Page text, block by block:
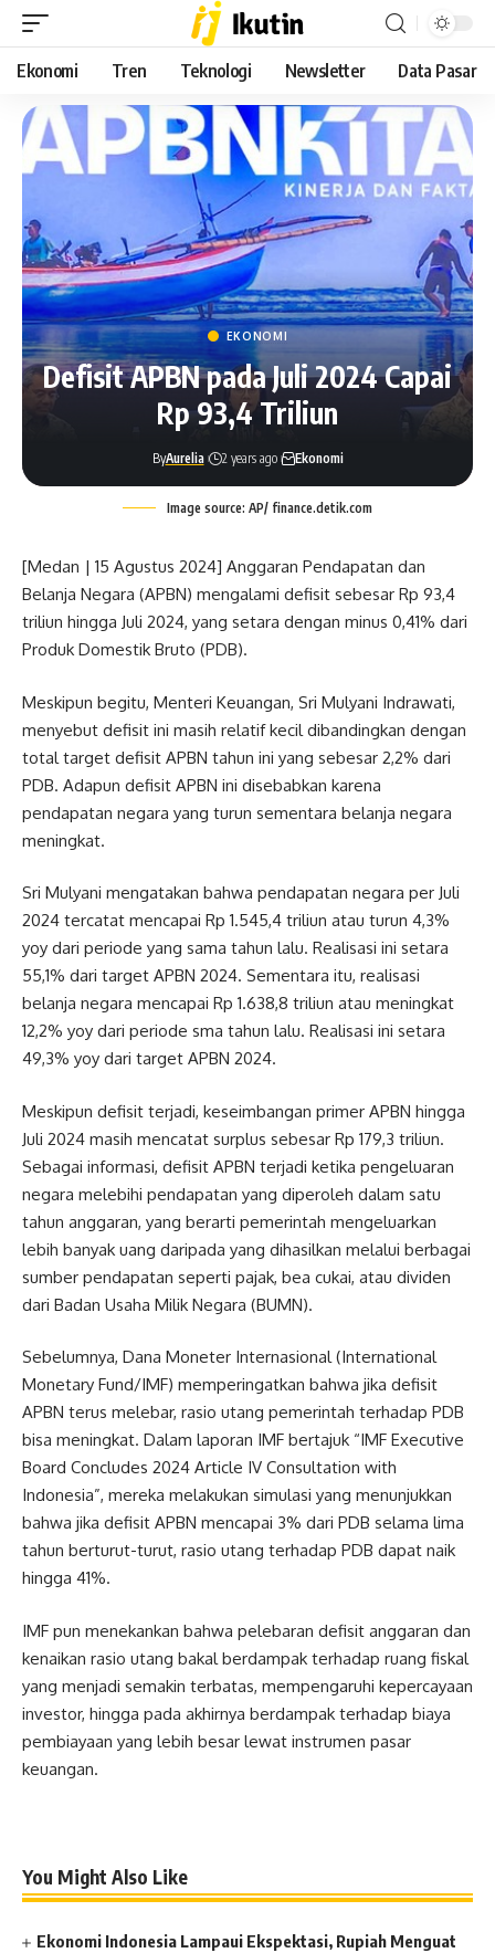
Ekonomi Tren Teknologi Newsletter Data Pasar
EKONOMI
Defisit APBN pada Juli 2024 Capai
Rp 93,4 Triliun
ByAurelia 2 years ago Ekonomi
Image source: AP/ finance.detik.com
[Medan | 15 Agustus 2024] Anggaran Pendapatan dan
Belanja Negara (APBN) mengalami defisit sebesar Rp 93,4
triliun hingga Juli 2024, yang setara dengan minus 0,41% dari
Produk Domestik Bruto (PDB).
Meskipun begitu, Menteri Keuangan, Sri Mulyani Indrawati,
menyebut defisit ini masih relatif kecil dibandingkan dengan
total target defisit APBN tahun ini yang sebesar 2,2% dari
PDB. Adapun defisit APBN ini disebabkan karena
pendapatan negara yang turun sementara belanja negara
meningkat.
Sri Mulyani mengatakan bahwa pendapatan negara per Juli
2024 tercatat mencapai Rp 1.545,4 triliun atau turun 4,3%
yoy dari periode yang sama tahun lalu. Realisasi ini setara
55,1% dari target APBN 2024. Sementara itu, realisasi
belanja negara mencapai Rp 1.638,8 triliun atau meningkat
12,2% yoy dari periode sma tahun lalu. Realisasi ini setara
49,3% yoy dari target APBN 2024.
Meskipun defisit terjadi, keseimbangan primer APBN hingga
Juli 2024 masih mencatat surplus sebesar Rp 179,3 triliun.
Sebagai informasi, defisit APBN terjadi ketika pengeluaran
negara melebihi pendapatan yang diperoleh dalam satu
tahun anggaran, yang berarti pemerintah mengeluarkan
lebih banyak uang daripada yang dihasilkan melalui berbagai
sumber pendapatan seperti pajak, bea cukai, atau dividen
dari Badan Usaha Milik Negara (BUMN).
Sebelumnya, Dana Moneter Internasional (International
Monetary Fund/IMF) memperingatkan bahwa jika defisit
APBN terus melebar, rasio utang pemerintah terhadap PDB
bisa meningkat. Dalam laporan IMF bertajuk “IMF Executive
Board Concludes 2024 Article IV Consultation with
Indonesia”, mereka melakukan simulasi yang menunjukkan
bahwa jika defisit APBN mencapai 3% dari PDB selama lima
tahun berturut-turut, rasio utang terhadap PDB dapat naik
hingga 41%.
IMF pun menekankan bahwa pelebaran defisit anggaran dan
kenaikan rasio utang bakal berdampak terhadap ruang fiskal
yang menjadi semakin terbatas, mempengaruhi kepercayaan
investor, hingga pada akhirnya berdampak terhadap biaya
pembiayaan yang lebih besar lewat instrumen pasar
keuangan.
You Might Also Like
Ekonomi Indonesia Lampaui Ekspektasi, Rupiah Menguat